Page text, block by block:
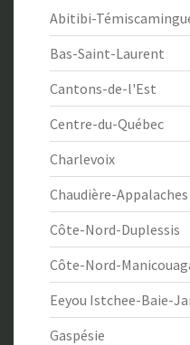
Abitibi-
Bas-Saint-Laurent
Cantons-de-l'Est
Centre-du-Québec
Charlevoix
Chaudière-Appalaches
Côte-Nord-Duplessis
Côte-Nord-
Eeyou Istchee-Baie-
Gaspésie